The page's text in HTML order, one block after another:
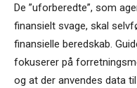
De ”uforberedte”, som
finansielt svage, skal
finansielle beredskab.
fokuserer på
og at der anvendes data